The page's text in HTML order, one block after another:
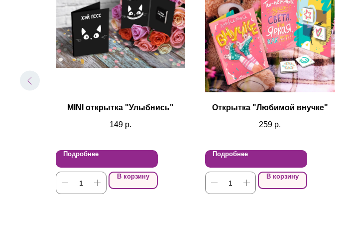
MINI открытка "Улыбнись"
149 р.
Подробнее
В корзину
Открытка "Любимой внучке"
259 р.
Подробнее
В корзину